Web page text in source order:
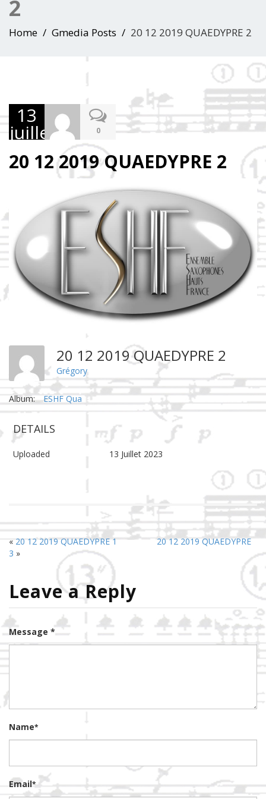
2
Home Gmedia Posts 20 12 2019 QUAEDYPRE 2
13
juillet
2023
0
20 12 2019 QUAEDYPRE 2
20 12 2019 QUAEDYPRE 2
Grégory
Album: ESHF Qua
DETAILS
Uploaded 13 Juillet 2023
« 20 12 2019 QUAEDYPRE 1
20 12 2019 QUAEDYPRE
3 »
Leave a Reply
Message *
Name*
Email*